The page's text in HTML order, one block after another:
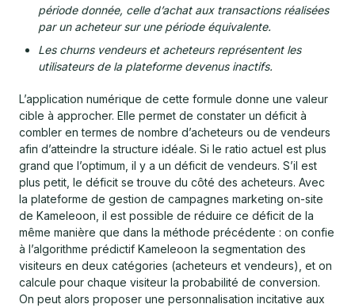
période donnée, celle d’achat aux transactions réalisées
par un acheteur sur une période équivalente.
Les churns vendeurs et acheteurs représentent les
utilisateurs de la plateforme devenus inactifs.
L’application numérique de cette formule donne une valeur
cible à approcher. Elle permet de constater un déficit à
combler en termes de nombre d’acheteurs ou de vendeurs
afin d’atteindre la structure idéale. Si le ratio actuel est plus
grand que l’optimum, il y a un déficit de vendeurs. S’il est
plus petit, le déficit se trouve du côté des acheteurs. Avec
la plateforme de gestion de campagnes marketing on-site
de Kameleoon, il est possible de réduire ce déficit de la
même manière que dans la méthode précédente : on confie
à l’algorithme prédictif Kameleoon la segmentation des
visiteurs en deux catégories (acheteurs et vendeurs), et on
calcule pour chaque visiteur la probabilité de conversion.
On peut alors proposer une personnalisation incitative aux